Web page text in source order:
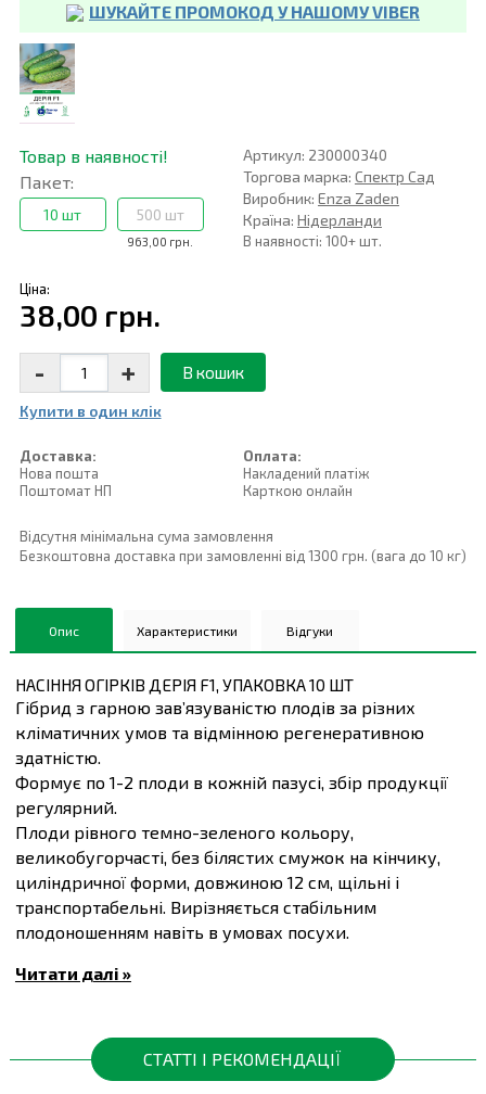
ШУКАЙТЕ ПРОМОКОД У НАШОМУ VIBER
Товар в наявності!
Пакет:
10 шт
963,00 грн.
500 шт
Артикул: 230000340
Торгова марка: Спектр Сад
Виробник: Enza Zaden
Країна: Нідерланди
В наявності: 100+ шт.
Ціна:
38,00 грн.
- + В кошик
Купити в один клiк
Доставка:
Нова пошта
Поштомат НП
Оплата:
Накладений платiж
Карткою онлайн
Відсутня мінімальна сума замовлення
Безкоштовна доставка при замовленні від 1300 грн. (вага до 10 кг)
Опис Характеристики Відгуки
НАСІННЯ ОГІРКІВ ДЕРІЯ F1, УПАКОВКА 10 ШТ
Гібрид з гарною зав’язуваністю плодів за різних
кліматичних умов та відмінною регенеративною
здатністю.
Формує по 1-2 плоди в кожній пазусі, збір продукції
регулярний.
Плоди рівного темно-зеленого кольору,
великобугорчасті, без білястих смужок на кінчику,
циліндричної форми, довжиною 12 см, щільні і
транспортабельні. Вирізняється стабільним
плодоношенням навіть в умовах посухи.
до несправжньої борошнистої роси.
Вегетаційний період 45-50 днів.
Маса плоду 110-130 г.
Читати далі »
СТАТТІ І РЕКОМЕНДАЦІЇ